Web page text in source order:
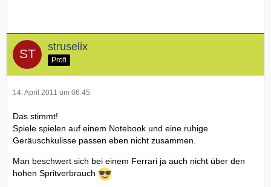
struselix
Profi
14. April 2011 um 06:45
Das stimmt!
Spiele spielen auf einem Notebook und eine ruhige
Geräuschkulisse passen eben nicht zusammen.
Man beschwert sich bei einem Ferrari ja auch nicht über den
hohen Spritverbrauch